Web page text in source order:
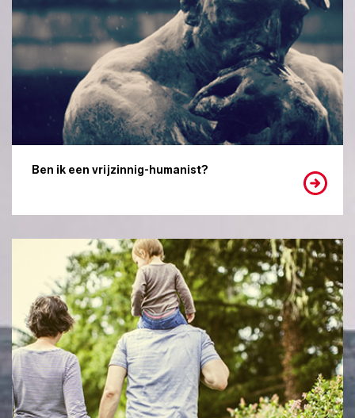
Ben ik een vrijzinnig-humanist?